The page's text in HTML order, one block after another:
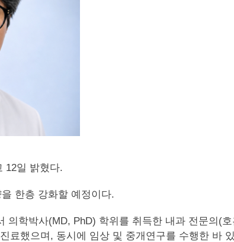
12일 밝혔다.
한층 강화할 예정이다.
학박사(MD, PhD) 학위를 취득한 내과 전문의(
료했으며, 동시에 임상 및 중개연구를 수행한 바